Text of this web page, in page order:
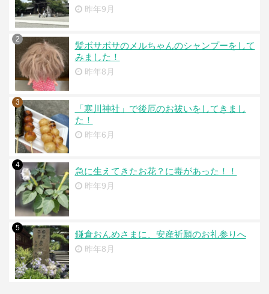
昨年9月
2
髪ボサボサのメルちゃんのシャンプーをして
みました！
昨年8月
3
「寒川神社」で後厄のお祓いをしてきまし
た！
昨年6月
4
急に生えてきたお花？に毒があった！！
昨年9月
5
鎌倉おんめさまに、安産祈願のお礼参りへ
昨年8月